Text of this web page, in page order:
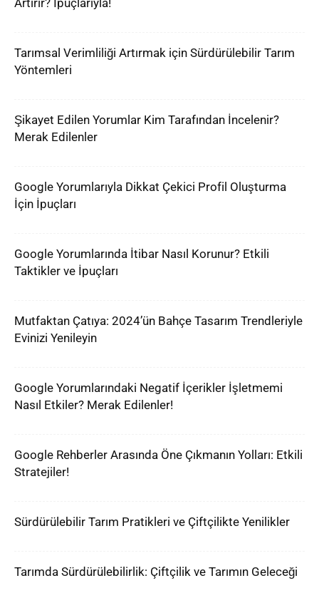
Artırır? İpuçlarıyla!
Tarımsal Verimliliği Artırmak için Sürdürülebilir Tarım
Yöntemleri
Şikayet Edilen Yorumlar Kim Tarafından İncelenir?
Merak Edilenler
Google Yorumlarıyla Dikkat Çekici Profil Oluşturma
İçin İpuçları
Google Yorumlarında İtibar Nasıl Korunur? Etkili
Taktikler ve İpuçları
Mutfaktan Çatıya: 2024’ün Bahçe Tasarım Trendleriyle
Evinizi Yenileyin
Google Yorumlarındaki Negatif İçerikler İşletmemi
Nasıl Etkiler? Merak Edilenler!
Google Rehberler Arasında Öne Çıkmanın Yolları: Etkili
Stratejiler!
Sürdürülebilir Tarım Pratikleri ve Çiftçilikte Yenilikler
Tarımda Sürdürülebilirlik: Çiftçilik ve Tarımın Geleceği